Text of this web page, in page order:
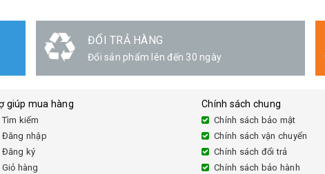
GIAO HÀNG
Linh hoạt
giúp mua hàng
Tìm kiếm
Đăng nhập
Đăng ký
Giỏ hàng
Chính sách chung
Chính sách bảo mật
Chính sách vận chuyển
Chính sách đổi trả
Chính sách bảo hành